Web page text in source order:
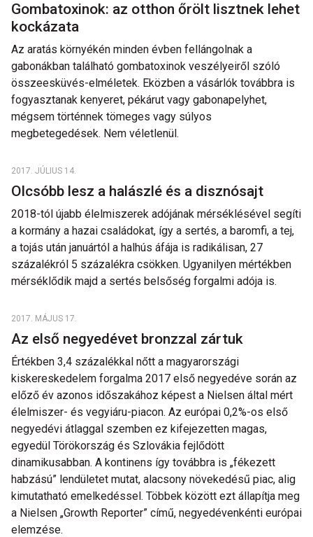
Gombatoxinok: az otthon őrölt lisztnek lehet
kockázata
Az aratás környékén minden évben fellángolnak a
gabonákban található gombatoxinok veszélyeiről szóló
összeesküvés-elméletek. Eközben a vásárlók továbbra is
fogyasztanak kenyeret, pékárut vagy gabonapelyhet,
mégsem történnek tömeges vagy súlyos
megbetegedések. Nem véletlenül.
2017. JÚLIUS 14.
Olcsóbb lesz a halászlé és a disznósajt
2018-tól újabb élelmiszerek adójának mérséklésével segíti
a kormány a hazai családokat, így a sertés, a baromfi, a tej,
a tojás után januártól a halhús áfája is radikálisan, 27
százalékról 5 százalékra csökken. Ugyanilyen mértékben
mérséklődik majd a sertés belsőség forgalmi adója is.
2017. MÁJUS 17.
Az első negyedévet bronzzal zártuk
Értékben 3,4 százalékkal nőtt a magyarországi
kiskereskedelem forgalma 2017 első negyedéve során az
előző év azonos időszakához képest a Nielsen által mért
élelmiszer- és vegyiáru-piacon. Az európai 0,2%-os első
negyedévi átlaggal szemben ez kifejezetten magas,
egyedül Törökország és Szlovákia fejlődött
dinamikusabban. A kontinens így továbbra is „fékezett
habzású” lendületet mutat, alacsony növekedésű piac, alig
kimutatható emelkedéssel. Többek között ezt állapítja meg
a Nielsen „Growth Reporter” című, negyedévenkénti európai
elemzése.